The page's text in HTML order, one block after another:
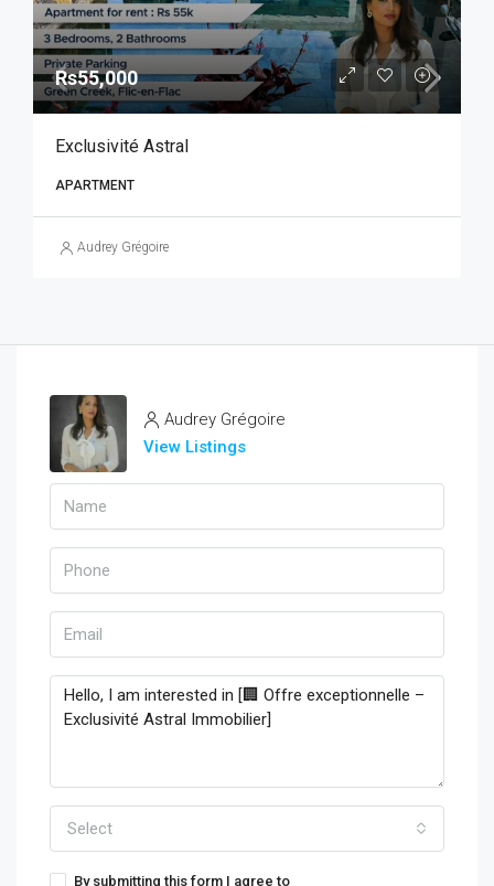
Rs55,000
Exclusivité Astral
APARTMENT
Audrey Grégoire
Audrey Grégoire
View Listings
Select
By submitting this form I agree to